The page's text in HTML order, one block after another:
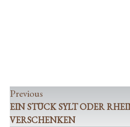
Previous
EIN STÜCK SYLT ODER
VERSCHENKEN